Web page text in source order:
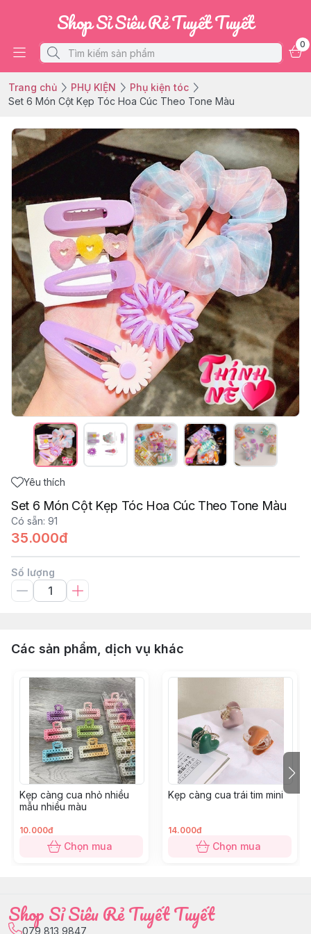
Shop Sỉ Siêu Rẻ Tuyết Tuyết
0
Trang chủ PHỤ KIỆN
Phụ kiện tóc
Set 6 Món Cột Kẹp Tóc Hoa Cúc Theo Tone Màu
Yêu thích
Set 6 Món Cột Kẹp Tóc Hoa Cúc Theo Tone Màu
Có sẵn: 91
35.000đ
Số lượng
Các sản phẩm, dịch vụ khác
Kẹp càng cua nhỏ nhiều
mẫu nhiều màu
10.000đ
Chọn mua
Kẹp càng cua trái tim mini
14.000đ
Chọn mua
Shop Sỉ Siêu Rẻ Tuyết Tuyết
079 813 9847